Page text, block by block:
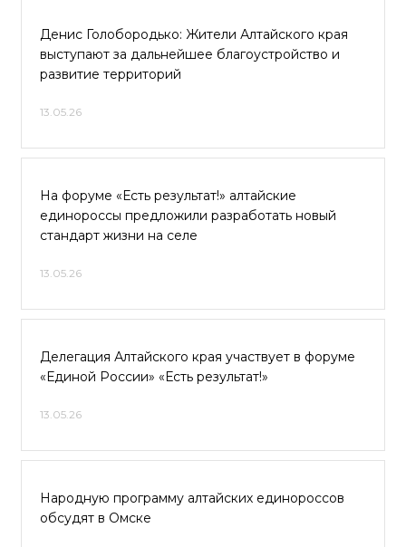
Денис Голобородько: Жители Алтайского края
выступают за дальнейшее благоустройство и
развитие территорий
13.05.26
На форуме «Есть результат!» алтайские
единороссы предложили разработать новый
стандарт жизни на селе
13.05.26
Делегация Алтайского края участвует в форуме
«Единой России» «Есть результат!»
13.05.26
Народную программу алтайских единороссов
обсудят в Омске